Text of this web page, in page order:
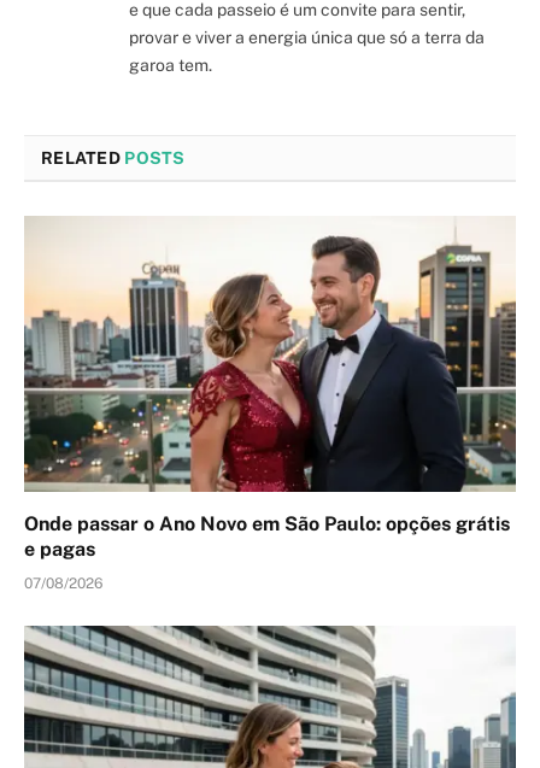
e que cada passeio é um convite para sentir,
provar e viver a energia única que só a terra da
garoa tem.
RELATED POSTS
Onde passar o Ano Novo em São Paulo: opções grátis
e pagas
07/08/2026